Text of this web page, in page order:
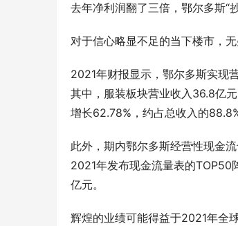
去年净利润翻了三倍，鄂尔多斯“
对于信心略显不足的当下楼市，无
2021年财报显示，鄂尔多斯实现
其中，服装板块营业收入36.8亿
增长62.78%，约占总收入的88.8%
此外，期内鄂尔多斯经营性现金
2021年发布现金流量表的TOP50
亿元。
辉煌的业绩可能得益于2021年全